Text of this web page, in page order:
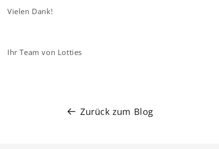
Vielen Dank!
Ihr Team von Lotties
Zurück zum Blog